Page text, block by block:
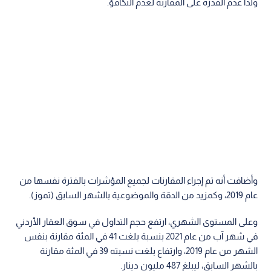
وأضافت أنه تم إجراء المقارنات لجميع المؤشرات بالفترة نفسها من
عام 2019، وكمزيد من الدقة والموضوعية بالشهر السابق (تموز).
وعلى المستوى الشهري، ارتفع حجم التداول في سوق العقار الأردني
في شهر آب من عام 2021 بنسبة بلغت 41 في المئة مقارنة بنفس
الشهر من عام 2019، وارتفاع بلغت نسبته 39 في المئة مقارنة
بالشهر السابق، ليبلغ 487 مليون دينار.